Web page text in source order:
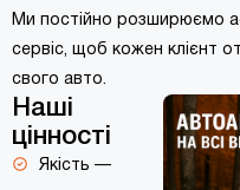
Ми постійно розширюємо
сервіс, щоб кожен клієнт
свого авто.
Наші
цінності
Якість —